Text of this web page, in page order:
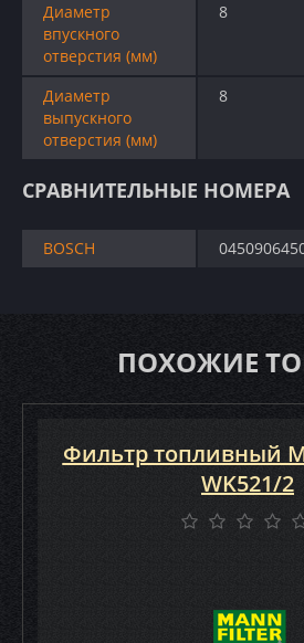
Диаметр
впускного
отверстия (мм)
8
Диаметр
выпускного
отверстия (мм)
8
СРАВНИТЕЛЬНЫЕ НОМЕРА
BOSCH
ПОХОЖИЕ
Фильтр топливный
WK521/2